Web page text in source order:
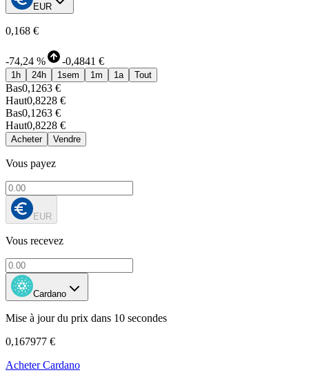
EUR
0,168 €
-74,24 % -0,4841 €
1h 24h 1sem 1m 1a Tout
Bas0,1263 €
Haut0,8228 €
Bas0,1263 €
Haut0,8228 €
Acheter Vendre
Vous payez
EUR
Vous recevez
Cardano
Mise à jour du prix dans 10 secondes
0,167977 €
Acheter Cardano